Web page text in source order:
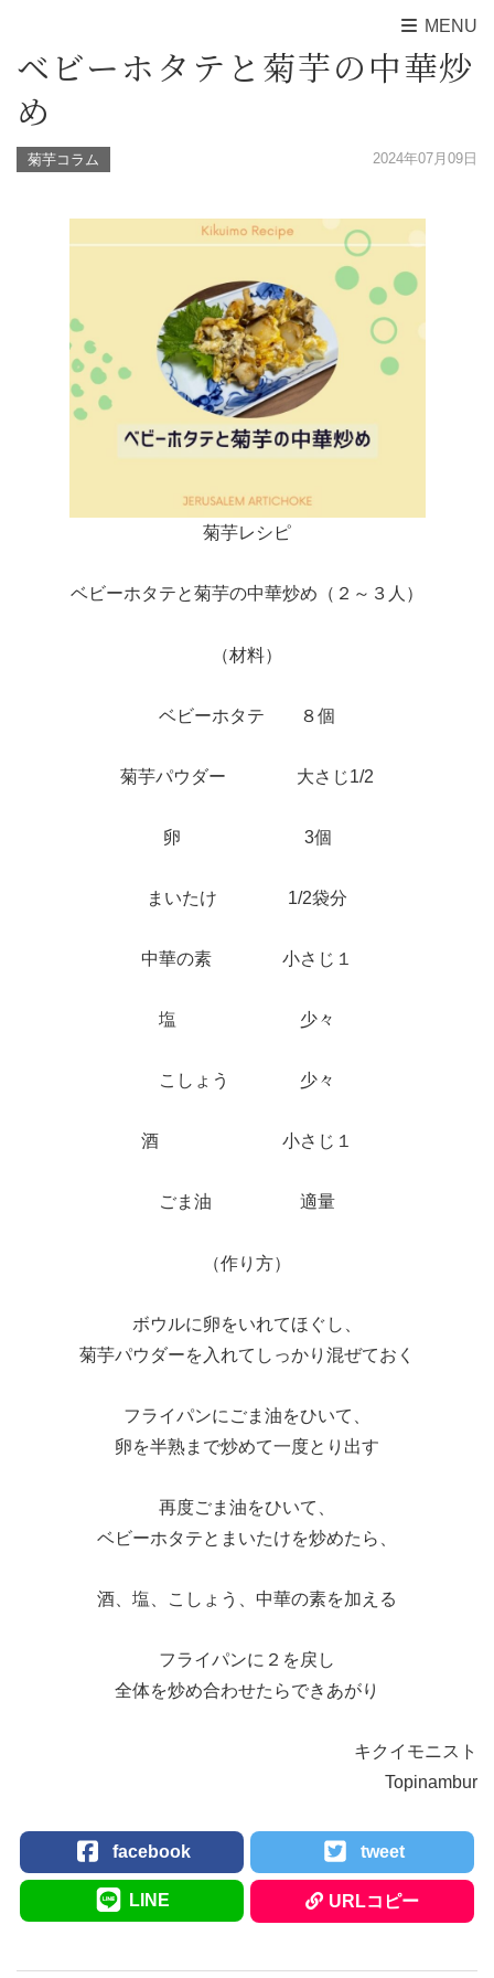
MENU
ベビーホタテと菊芋の中華炒
め
菊芋コラム 2024年07月09日
菊芋レシピ
ベビーホタテと菊芋の中華炒め（２～３人）
（材料）
ベビーホタテ ８個
菊芋パウダー 大さじ1/2
卵 3個
まいたけ 1/2袋分
中華の素 小さじ１
塩 少々
こしょう 少々
酒 小さじ１
ごま油 適量
（作り方）
ボウルに卵をいれてほぐし、
菊芋パウダーを入れてしっかり混ぜておく
フライパンにごま油をひいて、
卵を半熟まで炒めて一度とり出す
再度ごま油をひいて、
ベビーホタテとまいたけを炒めたら、
酒、塩、こしょう、中華の素を加える
フライパンに２を戻し
全体を炒め合わせたらできあがり
キクイモニスト
Topinambur
facebook tweet
LINE URLコピー